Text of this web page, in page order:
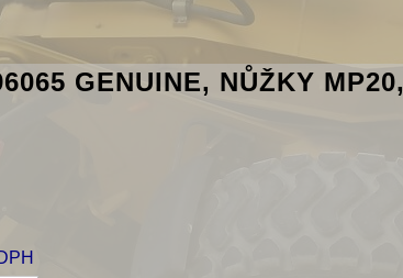
GENUINE, NŮŽKY MP20,